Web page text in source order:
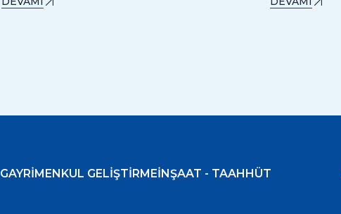
GAYRİMENKUL GELİŞTİRMEİNŞAAT - TAAHHÜT